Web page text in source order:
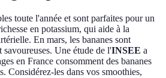
toute l'année et sont parfaites pour un
en potassium, qui aide à la
En mars, les bananes sont
savoureuses. Une étude de l'INSEE a
en France consomment des bananes
Considérez-les dans vos smoothies,